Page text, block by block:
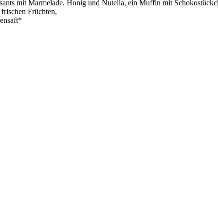
mit Marmelade, Honig und Nutella, ein Muffin mit
Früchten,